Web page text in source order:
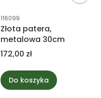
Kod produktu
116099
Złota patera,
metalowa 30cm
Cena
172,00 zł
Do koszyka